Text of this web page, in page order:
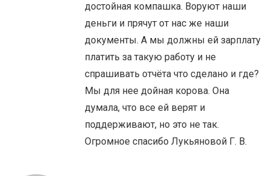
достойная компашка. Воруют наши
деньги и прячут от нас же наши
документы. А мы должны ей зарплату
платить за такую работу и не
спрашивать отчёта что сделано и где?
Мы для нее дойная корова. Она
думала, что все ей верят и
поддерживают, но это не так.
Огромное спасибо Лукьяновой Г. В.